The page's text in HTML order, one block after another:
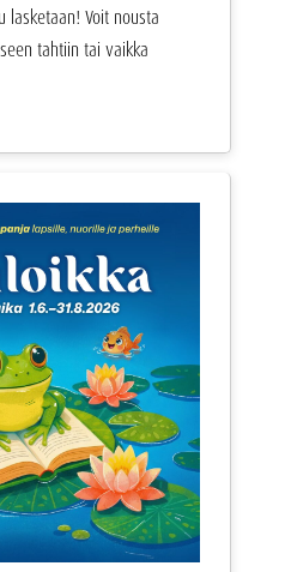
lasketaan! Voit nousta
tahtiin tai vaikka